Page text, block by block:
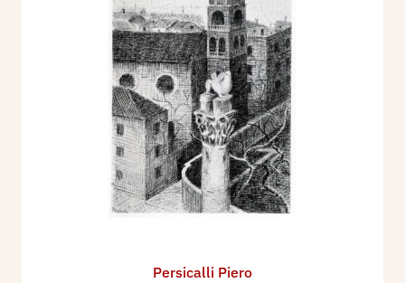
Persicalli Piero